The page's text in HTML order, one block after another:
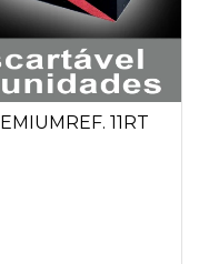
11RT